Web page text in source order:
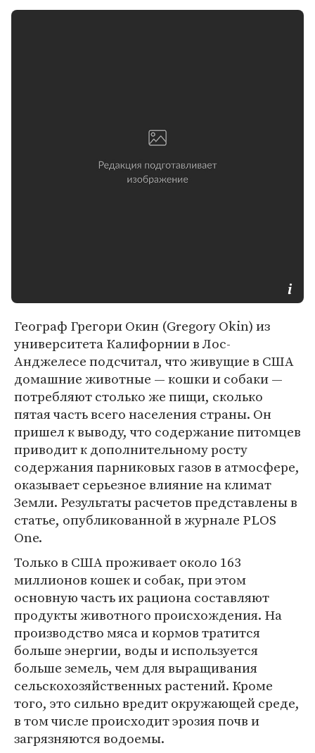
Географ Грегори Окин (Gregory Okin) из
университета Калифорнии в Лос-
Анджелесе подсчитал, что живущие в США
домашние животные — кошки и собаки —
потребляют столько же пищи, сколько
пятая часть всего населения страны. Он
пришел к выводу, что содержание питомцев
приводит к дополнительному росту
содержания парниковых газов в атмосфере,
оказывает серьезное влияние на климат
Земли. Результаты расчетов представлены в
статье, опубликованной в журнале PLOS
One.
Только в США проживает около 163
миллионов кошек и собак, при этом
основную часть их рациона составляют
продукты животного происхождения. На
производство мяса и кормов тратится
больше энергии, воды и используется
больше земель, чем для выращивания
сельскохозяйственных растений. Кроме
того, это сильно вредит окружающей среде,
в том числе происходит эрозия почв и
загрязняются водоемы.